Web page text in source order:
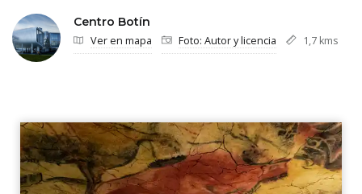
Centro Botín
Ver en mapa Foto: Autor y licencia 1,7 kms